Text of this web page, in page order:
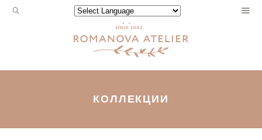
Запрос
Powered by
КОЛЛЕКЦИИ